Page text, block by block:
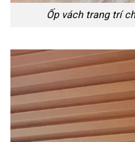
Ốp vách trang trí